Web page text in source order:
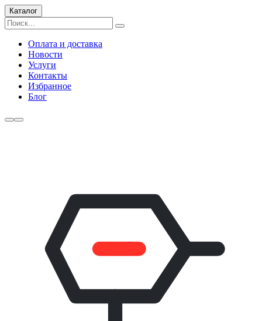
Каталог
Оплата и доставка
Новости
Услуги
Контакты
Избранное
Блог